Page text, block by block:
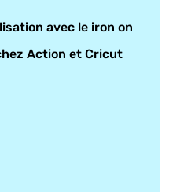
avec le iron on
Action et Cricut